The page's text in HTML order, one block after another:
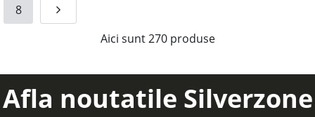
8
Aici sunt270produse
Afla noutatile Silverzone